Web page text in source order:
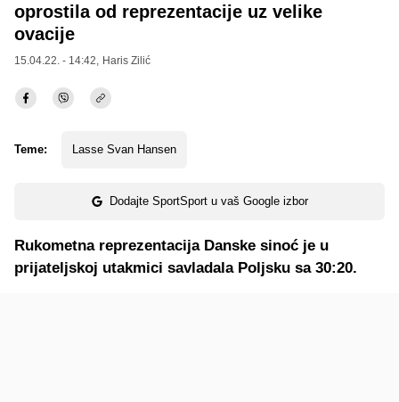
oprostila od reprezentacije uz velike
ovacije
15.04.22. - 14:42, Haris Zilić
Teme: Lasse Svan Hansen
Dodajte SportSport u vaš Google izbor
Rukometna reprezentacija Danske sinoć je u
prijateljskoj utakmici savladala Poljsku sa 30:20.